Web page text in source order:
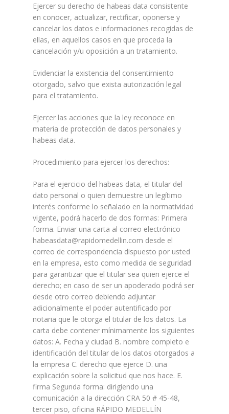
Ejercer su derecho de habeas data consistente
en conocer, actualizar, rectificar, oponerse y
cancelar los datos e informaciones recogidas de
ellas, en aquellos casos en que proceda la
cancelación y/u oposición a un tratamiento.
Evidenciar la existencia del consentimiento
otorgado, salvo que exista autorización legal
para el tratamiento.
Ejercer las acciones que la ley reconoce en
materia de protección de datos personales y
habeas data.
Procedimiento para ejercer los derechos:
Para el ejercicio del habeas data, el titular del
dato personal o quien demuestre un legítimo
interés conforme lo señalado en la normatividad
vigente, podrá hacerlo de dos formas: Primera
forma. Enviar una carta al correo electrónico
habeasdata@rapidomedellin.com desde el
correo de correspondencia dispuesto por usted
en la empresa, esto como medida de seguridad
para garantizar que el titular sea quien ejerce el
derecho; en caso de ser un apoderado podrá ser
desde otro correo debiendo adjuntar
adicionalmente el poder autentificado por
notaria que le otorga el titular de los datos. La
carta debe contener mínimamente los siguientes
datos: A. Fecha y ciudad B. nombre completo e
identificación del titular de los datos otorgados a
la empresa C. derecho que ejerce D. una
explicación sobre la solicitud que nos hace. E.
firma Segunda forma: dirigiendo una
comunicación a la dirección CRA 50 # 45-48,
tercer piso, oficina RÁPIDO MEDELLÍN